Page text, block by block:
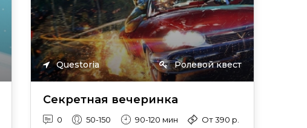
Questoria Ролевой квест
Секретная вечеринка
0 50-150 90-120 мин
От 390 р.